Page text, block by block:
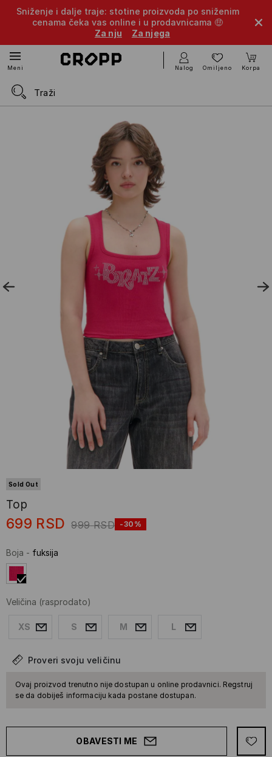
Sniženje i dalje traje: stotine proizvoda po sniženim
cenama čeka vas online i u prodavnicama 🤑
Za nju
Za njega
Meni Nalog Omiljeno Korpa
Sold Out
Top
699 RSD 999 RSD -30%
Boja - fuksija
Veličina (rasprodato)
XS S M L
Proveri svoju veličinu
Ovaj proizvod trenutno nije dostupan u online prodavnici. Regstruj
se da dobiješ informaciju kada postane dostupan.
OBAVESTI ME